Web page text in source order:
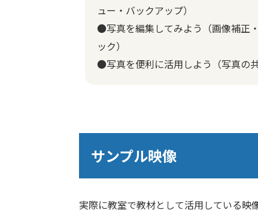
ュー・バックアップ）
●写真を編集してみよう（画像補正
ック）
●写真を便利に活用しよう（写真の
サンプル映像
実際に教室で教材として活用している映